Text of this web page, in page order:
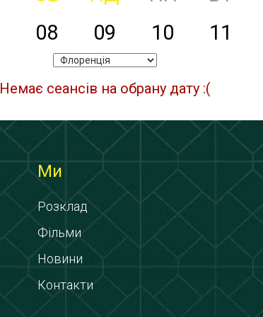
08 09 10 11
Немає сеансів на обрану дату :(
Ми
Розклад
Фільми
Новини
Контакти